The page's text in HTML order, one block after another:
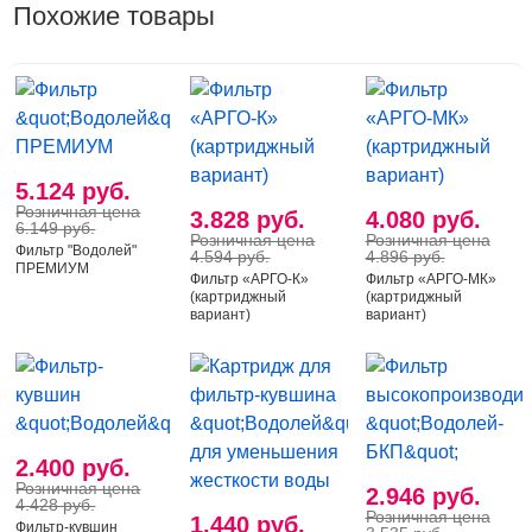
Для доочистки питьевой воды (насыпной вариант).
Фильтр предназначен для доочистки в домашних
условиях питьевой воды от различных
механических примесей (таких как ржавчина, песок
и т.п.), снижает концентрацию остаточного активного
хлора, неорганических примесей, органических
соединений, нефтепродуктов, тяжелых металлов и
радиоактивных элементов, сохраняя при этом
природную и биологическую ценность воды;
обогащает воду ионами щелочных металлов,
результате чего вода становится мягкой.
Фильтр содержит два фильтрующих материала
(имеет две ступени очистки).
Похожие товары
5.124 руб.
Розничная цена
6.149 руб.
Фильтр "Водолей"
ПРЕМИУМ
3.828 руб.
Розничная цена
4.594 руб.
Фильтр «АРГО-К»
(картриджный
вариант)
4.080 руб.
Розничная цена
4.896 руб.
Фильтр «АРГО-МК»
(картриджный
вариант)
2.400 руб.
Розничная цена
4.428 руб.
Фильтр-кувшин
1.440 руб.
2.946 руб.
Розничная цена